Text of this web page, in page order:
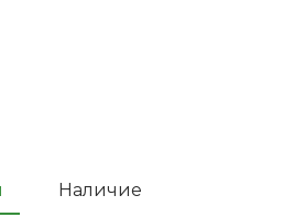
Наличие